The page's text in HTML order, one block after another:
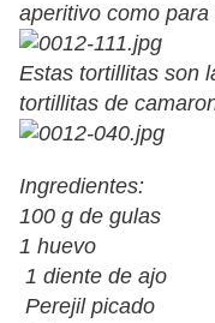
aperitivo como
Estas tortillitas son
tortillitas de
Ingredientes:
100 g de gulas
1 huevo
1 diente de ajo
Perejil picado